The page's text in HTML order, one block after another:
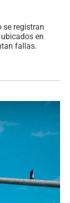
se registran
en
fallas.